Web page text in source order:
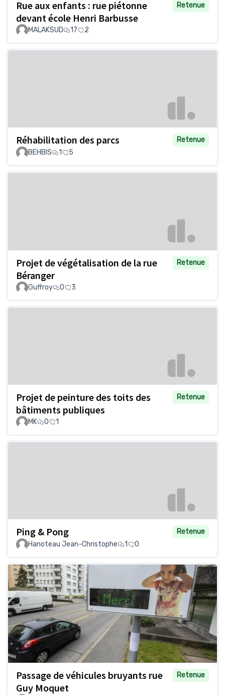
Rue aux enfants : rue piétonne
devant école Henri Barbusse
Retenue
MALAKSUD 17 2
Réhabilitation des parcs
Retenue
BEHBIS
1 5
Projet de végétalisation de la rue
Béranger
Retenue
Guffroy 0 3
Projet de peinture des toits des
bâtiments publiques
Retenue
MK 0 1
Ping & Pong
Retenue
Hanoteau Jean-Christophe
1 0
Passage de véhicules bruyants rue
Guy Moquet
Retenue